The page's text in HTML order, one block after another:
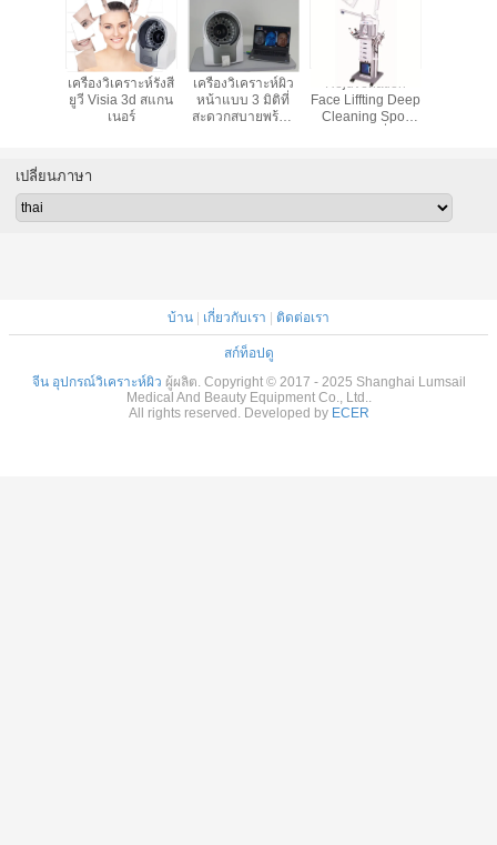
เลนส์ออพติคอล 6x
Lumsail อุปกรณ์
การวิเคราะห์ผิว 3
เครื่องวิเคราะห์
สภาพผิวหน้า 8800
ลักซ์
เครื่องทดสอบ
ผิวหนัง 20 เมกะ
พิกเซล 6 เครื่อง
เปลี่ยนภาษา
บ้าน | เกี่ยวกับเรา | ติดต่อเรา
สก์ท็อปดู
จีน อุปกรณ์วิเคราะห์ผิว ผู้ผลิต. Copyright © 2017 - 2025 Shanghai Lumsail
Medical And Beauty Equipment Co., Ltd..
All rights reserved. Developed by ECER